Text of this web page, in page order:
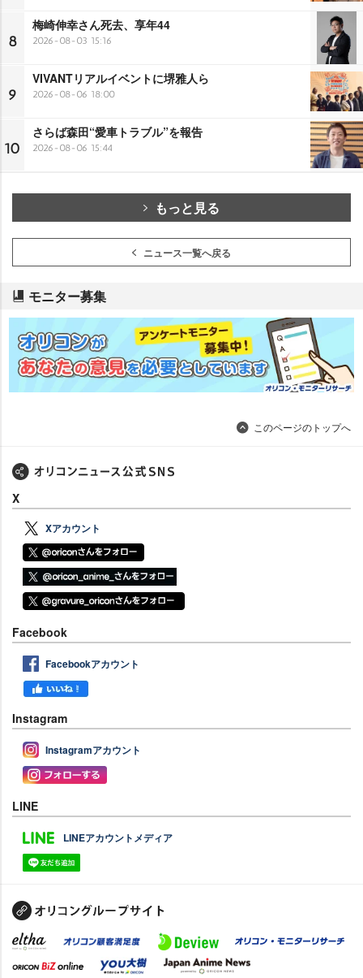
8
梅崎伸幸さん死去、享年44
2026-08-03 15:16
9
VIVANTリアルイベントに堺雅人ら
2026-08-06 18:00
10
さらば森田“愛車トラブル”を報告
2026-08-06 15:44
もっと見る
ニュース一覧へ戻る
モニター募集
このページのトップへ
X
Xアカウント
Facebook
Facebookアカウント
Instagram
Instagramアカウント
LINE
LINEアカウントメディア